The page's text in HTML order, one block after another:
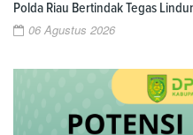
Polda Riau Bertindak Tegas
06 Agustus 2026